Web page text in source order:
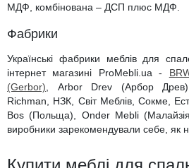
МДФ, комбінована – ДСП плюс МДФ.
Фабрики
Українські фабрики меблів для
інтернет магазині ProMebli.ua -
(Gerbor) , Arbor Drev (Арбор
Richman, НЗК, Світ Меблів, Сокме,
Bos (Польща), Onder Mebli
виробники зарекомендували себе, як